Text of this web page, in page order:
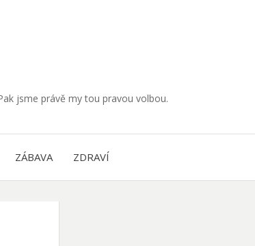
jsme právě my tou pravou volbou.
ZÁBAVA ZDRAVÍ